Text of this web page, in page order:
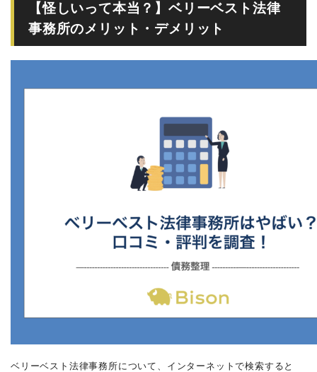
【怪しいって本当？】ベリーベスト法律
事務所のメリット・デメリット
ベリーベスト法律事務所について、インターネットで検索すると